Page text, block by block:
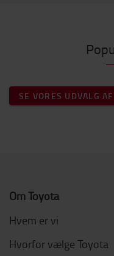
SE VORES UDVALG
Om Toyota
Hvem er vi
Hvorfor vælge Toyota